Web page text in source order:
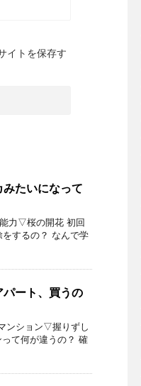
イトを保存す
たいになって
力▽桜の開花 初回
するの？ なんで学
ート、買うの
ンション▽握りずし
て何が違うの？ 確